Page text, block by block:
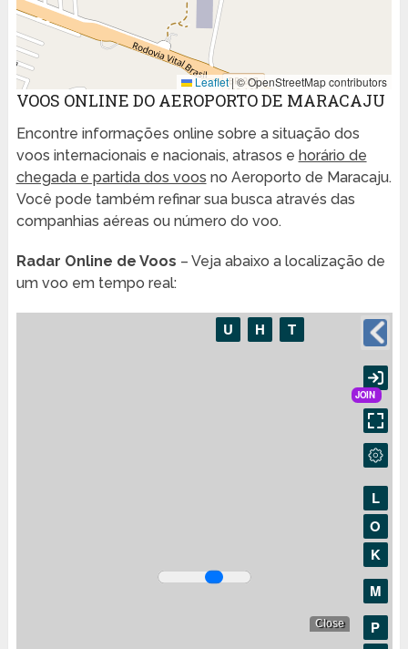
Leaflet |© OpenStreetMap contributors
VOOS ONLINE DO AEROPORTO DE MARACAJU
Encontre informações online sobre a situação dos
voos internacionais e nacionais, atrasos e horário de
chegada e partida dos voos no Aeroporto de Maracaju.
Você pode também refinar sua busca através das
companhias aéreas ou número do voo.
Radar Online de Voos – Veja abaixo a localização de
um voo em tempo real: